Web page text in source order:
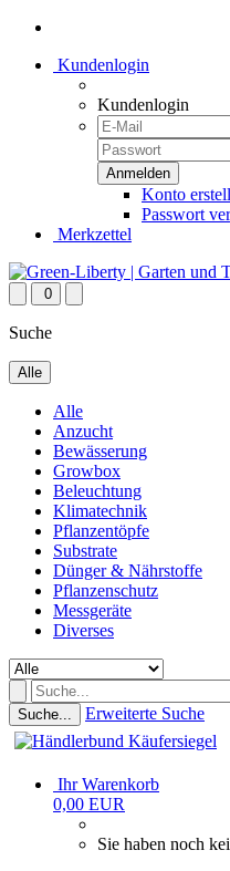
Kundenlogin
Kundenlogin
Konto
Passwort
Merkzettel
0
Suche
Alle
Alle
Anzucht
Bewässerung
Growbox
Beleuchtung
Klimatechnik
Pflanzentöpfe
Substrate
Dünger & Nährstoffe
Pflanzenschutz
Messgeräte
Diverses
Suche... Erweiterte Suche
Ihr Warenkorb
0,00 EUR
Sie haben noch